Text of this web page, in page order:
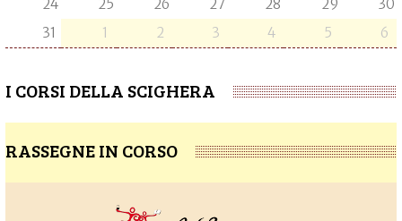
24
25 26 27 28 29
30
31
1 2 3 4 5 6
I CORSI DELLA SCIGHERA
RASSEGNE IN CORSO